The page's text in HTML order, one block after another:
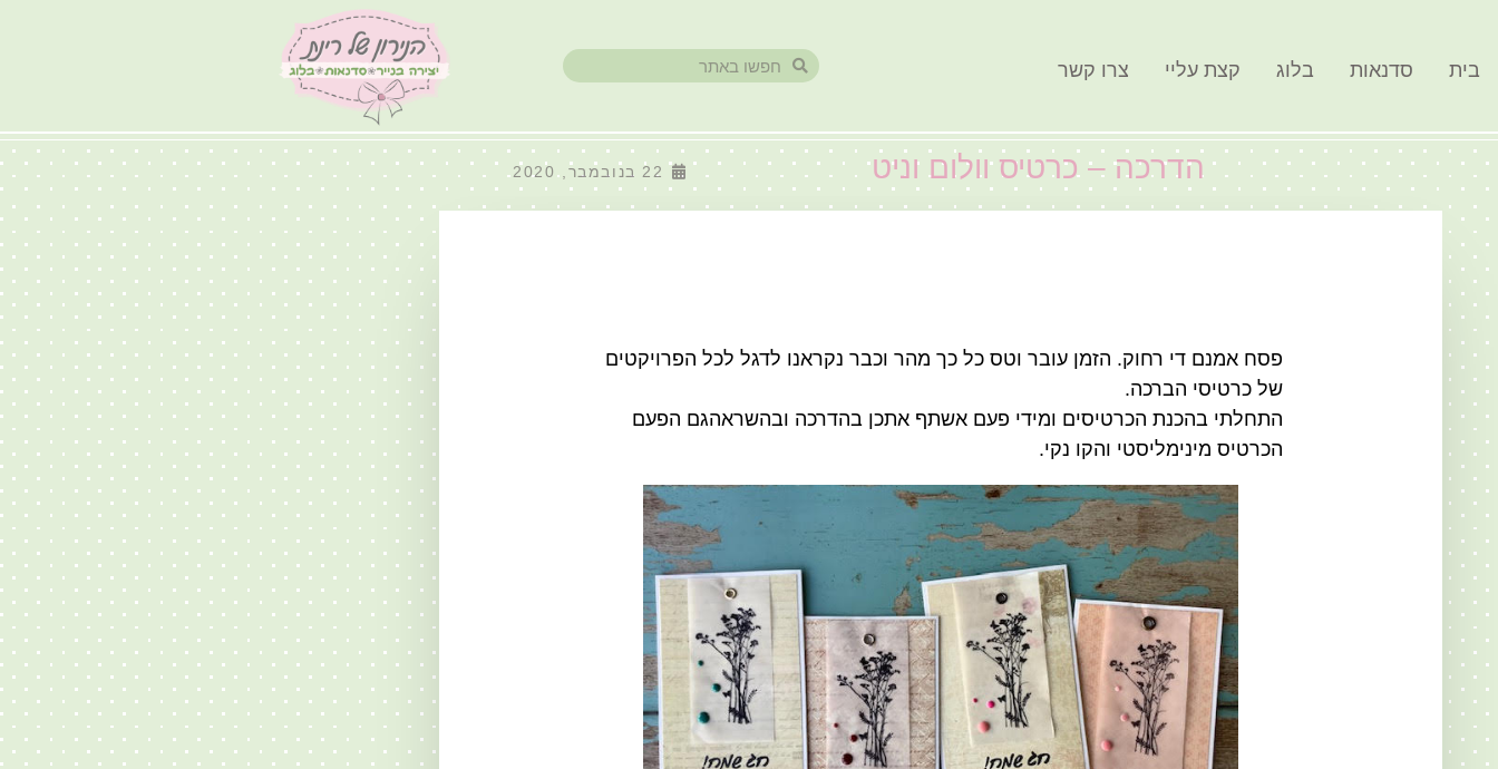
בית סדנאות בלוג קצת עליי צרו קשר
הדרכה – כרטיס וולום וניט 22 בנובמבר, 2020
פסח אמנם די רחוק. הזמן עובר וטס כל כך מהר וכבר נקראנו לדגל לכל הפרויקטים
של כרטיסי הברכה.
התחלתי בהכנת הכרטיסים ומידי פעם אשתף אתכן בהדרכה ובהשראהגם הפעם
הכרטיס מינימליסטי והקו נקי.